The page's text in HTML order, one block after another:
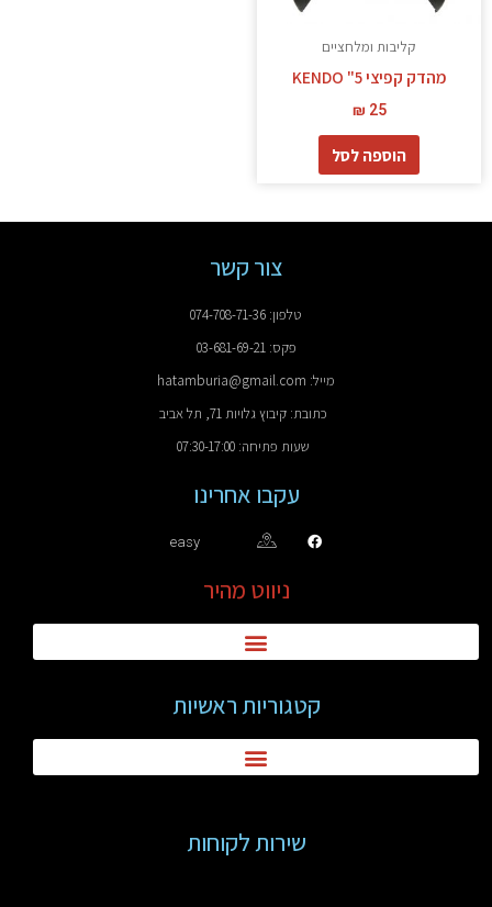
קליבות ומלחציים
מהדק קפיצי 5" KENDO
₪ 25
הוספה לסל
צור קשר
טלפון: 074-708-71-36
פקס: 03-681-69-21
מייל: hatamburia@gmail.com
כתובת: קיבוץ גלויות 71, תל אביב
שעות פתיחה: 07:30-17:00
עקבו אחרינו
easy
ניווט מהיר
קטגוריות ראשיות
שירות לקוחות